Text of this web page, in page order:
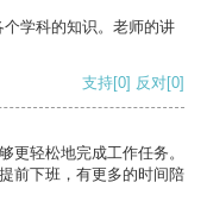
学科的知识。老师的讲
支持[0] 反对[0]
更轻松地完成工作任务。
前下班，有更多的时间陪